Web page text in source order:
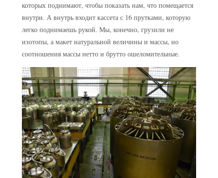
которых поднимают, чтобы показать нам, что помещается
внутри. А внутрь входит кассета с 16 прутками, которую
легко поднимаешь рукой. Мы, конечно, грузили не
изотопы, а макет натуральной величины и массы, но
соотношения массы нетто и брутто ошеломительные.